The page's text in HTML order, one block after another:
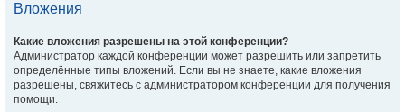
Вложения
Какие вложения разрешены на этой конференции?
Администратор каждой конференции может разрешить или запретить
определённые типы вложений. Если вы не знаете, какие вложения
разрешены, свяжитесь с администратором конференции для получения
помощи.